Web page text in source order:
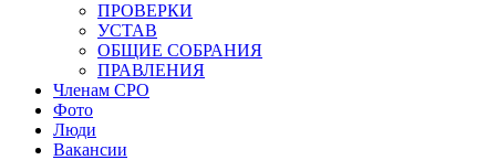
ПРОВЕРКИ
УСТАВ
ОБЩИЕ СОБРАНИЯ
ПРАВЛЕНИЯ
Членам СРО
Фото
Люди
Вакансии